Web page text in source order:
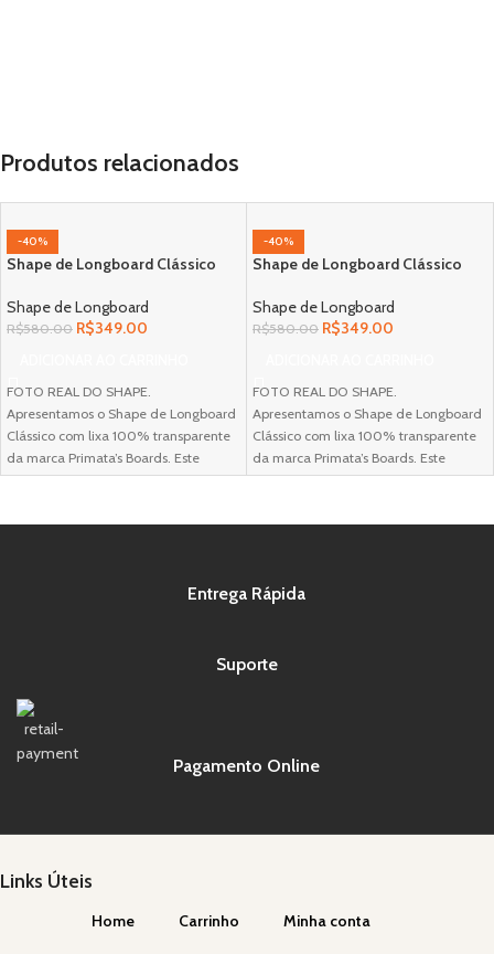
Produtos relacionados
-40%
Shape de Longboard Clássico
Shape de Longboard
R$580.00 R$349.00
FOTO REAL DO SHAPE.
Apresentamos o Shape de Longboard
Clássico com lixa 100% transparente
da marca Primata’s Boards. Este
longboard
-40%
Shape de Longboard Clássico
Shape de Longboard
R$580.00 R$349.00
FOTO REAL DO SHAPE.
Apresentamos o Shape de Longboard
Clássico com lixa 100% transparente
da marca Primata’s Boards. Este
longboard
Entrega Rápida
Suporte
Pagamento Online
Links Úteis
Home Carrinho Minha conta